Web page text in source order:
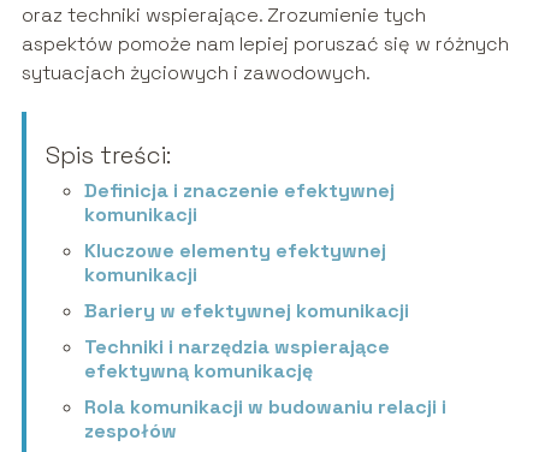
oraz techniki wspierające. Zrozumienie tych
aspektów pomoże nam lepiej poruszać się w różnych
sytuacjach życiowych i zawodowych.
Spis treści:
Definicja i znaczenie efektywnej
komunikacji
Kluczowe elementy efektywnej
komunikacji
Bariery w efektywnej komunikacji
Techniki i narzędzia wspierające
efektywną komunikację
Rola komunikacji w budowaniu relacji i
zespołów